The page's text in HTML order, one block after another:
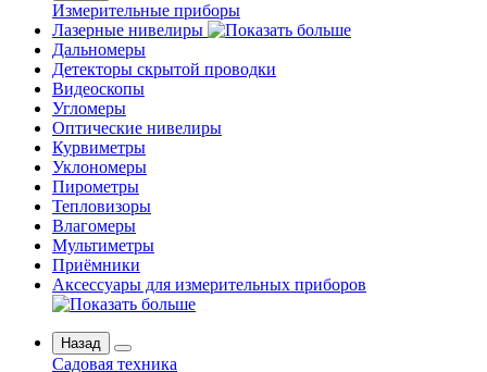
Измерительные приборы
Лазерные нивелиры
Дальномеры
Детекторы скрытой проводки
Видеоскопы
Угломеры
Оптические нивелиры
Курвиметры
Уклономеры
Пирометры
Тепловизоры
Влагомеры
Мультиметры
Приёмники
Аксессуары для измерительных приборов
Назад
Садовая техника